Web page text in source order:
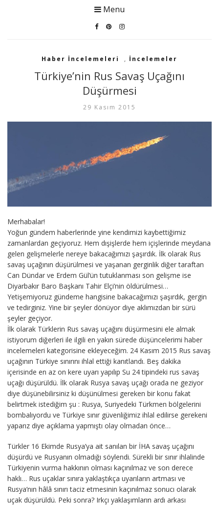
Menu
Haber İncelemeleri , İncelemeler
Türkiye’nin Rus Savaş Uçağını
Düşürmesi
29 Kasım 2015
Merhabalar!
Yoğun gündem haberlerinde yine kendimizi kaybettiğimiz
zamanlardan geçiyoruz. Hem dışişlerde hem içişlerinde meydana
gelen gelişmelerle nereye bakacağımızı şaşırdık. İlk olarak Rus
savaş uçağının düşürülmesi ve yaşanan gerginlik diğer taraftan
Can Dündar ve Erdem Gül’ün tutuklanması son gelişme ise
Diyarbakır Baro Başkanı Tahir Elçi’nin öldürülmesi…
Yetişemiyoruz gündeme hangisine bakacağımızı şaşırdık, gergin
ve tedirginiz. Yine bir şeyler dönüyor diye aklımızdan bir sürü
şeyler geçiyor.
İlk olarak Türklerin Rus savaş uçağını düşürmesini ele almak
istiyorum diğerleri ile ilgili en yakın sürede düşüncelerimi haber
incelemeleri kategorisine ekleyeceğim. 24 Kasım 2015 Rus savaş
uçağının Türkiye sınırını ihlal ettiği kanıtlandı. Beş dakika
içerisinde en az on kere uyarı yapılıp Su 24 tipindeki rus savaş
uçağı düşürüldü. İlk olarak Rusya savaş uçağı orada ne geziyor
diye düşünebilirsiniz ki düşünülmesi gereken bir konu fakat
belirtmek istediğim şu : Rusya, Suriyedeki Türkmen bölgelerini
bombalıyordu ve Türkiye sınır güvenliğimiz ihlal edilirse gerekeni
yaparız diye açıklama yapmıştı olay olmadan önce…
Türkler 16 Ekimde Rusya’ya ait sanılan bir İHA savaş uçağını
düşürdü ve Rusyanın olmadığı söylendi. Sürekli bir sınır ihlalinde
Türkiyenin vurma hakkının olması kaçınılmaz ve son derece
haklı… Rus uçaklar sınıra yaklaştıkça uyarıların artması ve
Rusya’nın hâlâ sınırı taciz etmesinin kaçınılmaz sonucı olarak
uçak düşürüldü. Peki sonra? Irkçı yaklaşımların ardı arkası